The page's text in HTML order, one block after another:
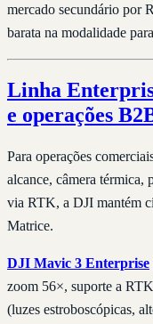
mercado secundário por
barata na modalidade
Linha
e operações
Para operações
alcance, câmera térmica,
via RTK, a DJI mantém
Matrice.
DJI Mavic 3 Enterprise
zoom 56×, suporte a
(luzes estroboscópicas,